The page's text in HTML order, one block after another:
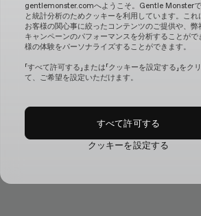
gentlemonster.comへようこそ。Gentle Monster
と統計分析のためクッキーを利用しています。これ
お客様の関心事に絞ったコンテンツのご提供や、弊
キャンペーンのパフォーマンスを分析することがで
様の体験をパーソナライズすることができます。
「すべて許可する」または「クッキーを設定する」をク
て、ご希望を設定いただけます。
クッキーを設定する
すべて許可する